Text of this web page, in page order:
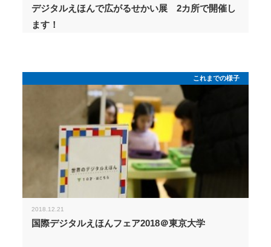
デジタルえほんで広がるせかい展 2カ所で開催し
ます！
これまでの様子
2018.12.21
国際デジタルえほんフェア2018＠東京大学